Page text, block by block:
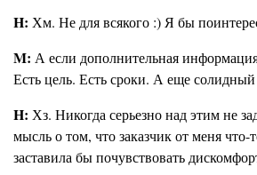
H: Хм. Не для всякого :) Я бы
M: А если дополнительная
Есть цель. Есть сроки. А еще солидный
H: Хз. Никогда серьезно над этим не
мысль о том, что заказчик от меня что-
заставила бы почувствовать